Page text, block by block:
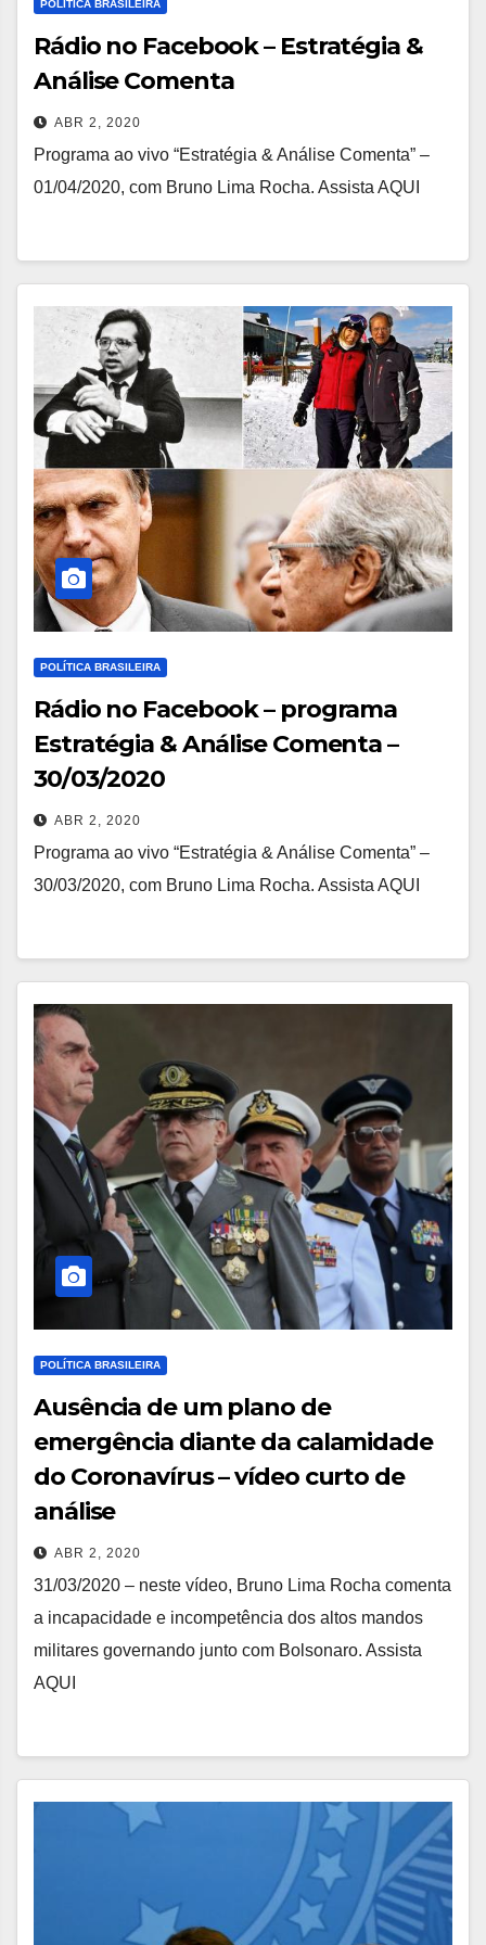
POLÍTICA BRASILEIRA
Rádio no Facebook – Estratégia &
Análise Comenta
ABR 2, 2020
Programa ao vivo “Estratégia & Análise Comenta” –
01/04/2020, com Bruno Lima Rocha. Assista AQUI
POLÍTICA BRASILEIRA
Rádio no Facebook – programa
Estratégia & Análise Comenta –
30/03/2020
ABR 2, 2020
Programa ao vivo “Estratégia & Análise Comenta” –
30/03/2020, com Bruno Lima Rocha. Assista AQUI
POLÍTICA BRASILEIRA
Ausência de um plano de
emergência diante da calamidade
do Coronavírus – vídeo curto de
análise
ABR 2, 2020
31/03/2020 – neste vídeo, Bruno Lima Rocha comenta
a incapacidade e incompetência dos altos mandos
militares governando junto com Bolsonaro. Assista
AQUI